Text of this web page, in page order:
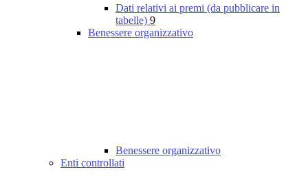
Dati relativi ai premi (da pubblicare in
tabelle) 9
Benessere organizzativo
Benessere organizzativo
Enti controllati